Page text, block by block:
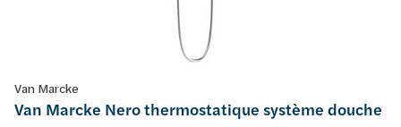
Van Marcke
Van Marcke Nero thermostatique système douche